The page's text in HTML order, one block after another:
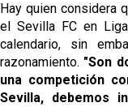
Hay quien considera
el Sevilla FC en
calendario, sin
razonamiento. "Son
una competición
Sevilla, debemos